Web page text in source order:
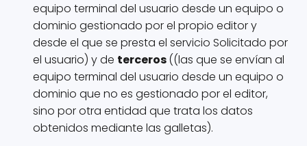
equipo terminal del usuario desde un equipo o
dominio gestionado por el propio editor y
desde el que se presta el servicio Solicitado por
el usuario) y de terceros((las que se envían al
equipo terminal del usuario desde un equipo o
dominio que no es gestionado por el editor,
sino por otra entidad que trata los datos
obtenidos mediante las galletas).